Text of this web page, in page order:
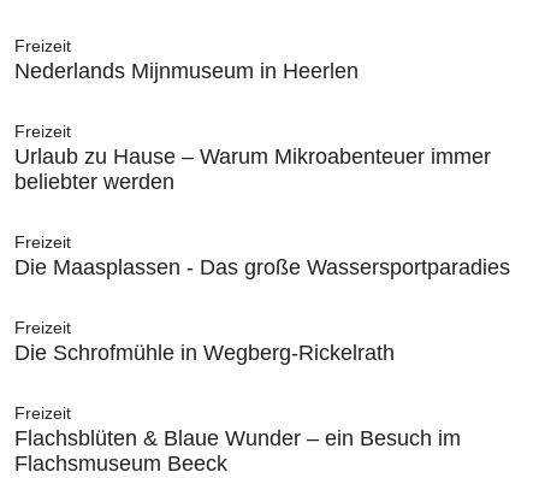
Freizeit
Nederlands Mijnmuseum in Heerlen
Freizeit
Urlaub zu Hause – Warum Mikroabenteuer immer
beliebter werden
Freizeit
Die Maasplassen - Das große Wassersportparadies
Freizeit
Die Schrofmühle in Wegberg-Rickelrath
Freizeit
Flachsblüten & Blaue Wunder – ein Besuch im
Flachsmuseum Beeck